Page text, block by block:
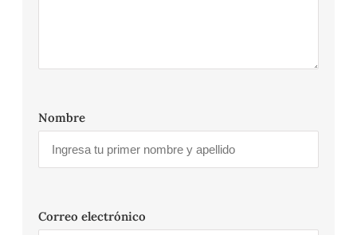
Nombre
Correo electrónico